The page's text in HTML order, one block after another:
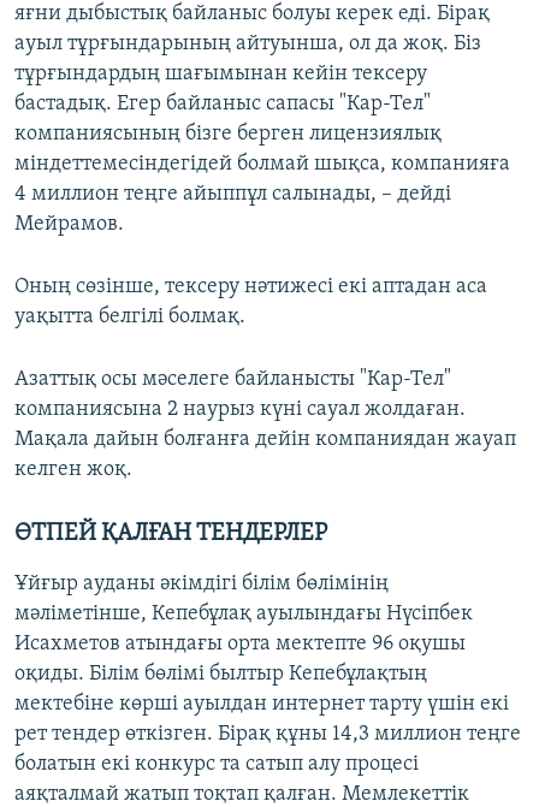
яғни дыбыстық байланыс болуы керек еді. Бірақ
ауыл тұрғындарының айтуынша, ол да жоқ. Біз
тұрғындардың шағымынан кейін тексеру
бастадық. Егер байланыс сапасы "Кар-Тел"
компаниясының бізге берген лицензиялық
міндеттемесіндегідей болмай шықса, компанияға
4 миллион теңге айыппұл салынады, – дейді
Мейрамов.
Оның сөзінше, тексеру нәтижесі екі аптадан аса
уақытта белгілі болмақ.
Азаттық осы мәселеге байланысты "Кар-Тел"
компаниясына 2 наурыз күні сауал жолдаған.
Мақала дайын болғанға дейін компаниядан жауап
келген жоқ.
ӨТПЕЙ ҚАЛҒАН ТЕНДЕРЛЕР
Ұйғыр ауданы әкімдігі білім бөлімінің
мәліметінше, Кепебұлақ ауылындағы Нүсіпбек
Исахметов атындағы орта мектепте 96 оқушы
оқиды. Білім бөлімі былтыр Кепебұлақтың
мектебіне көрші ауылдан интернет тарту үшін екі
рет тендер өткізген. Бірақ құны 14,3 миллион теңге
болатын екі конкурс та сатып алу процесі
аяқталмай жатып тоқтап қалған. Мемлекеттік